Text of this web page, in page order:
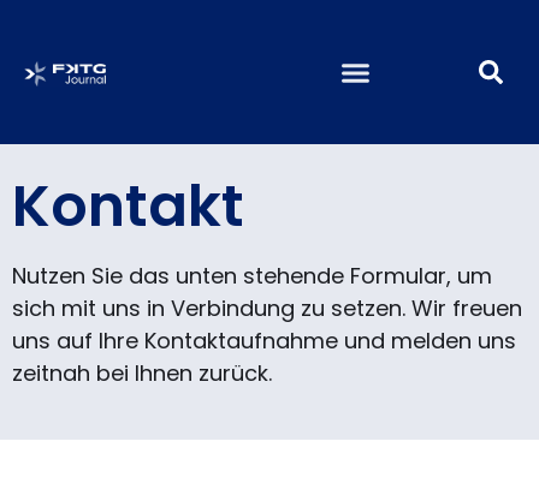
Kontakt
Nutzen Sie das unten stehende Formular, um
sich mit uns in Verbindung zu setzen. Wir freuen
uns auf Ihre Kontaktaufnahme und melden uns
zeitnah bei Ihnen zurück.